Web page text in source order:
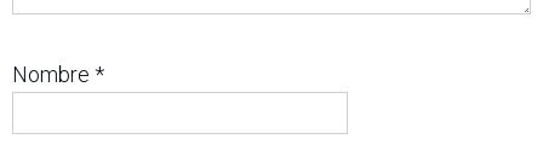
Nombre *